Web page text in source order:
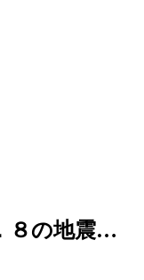
８の地震…